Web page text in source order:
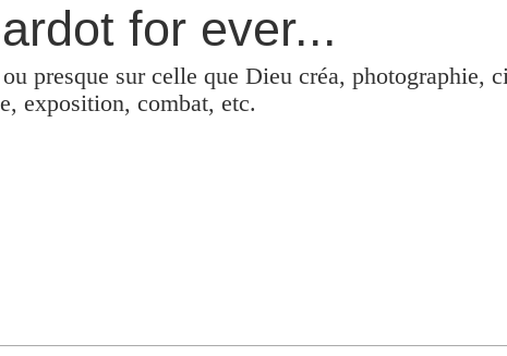
for ever...
presque sur celle que Dieu créa, photographie,
exposition, combat, etc.